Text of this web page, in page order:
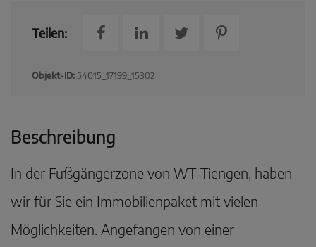
Teilen:
Objekt-ID: 54015_17199_15302
Beschreibung
In der Fußgängerzone von WT-Tiengen, haben
wir für Sie ein Immobilienpaket mit vielen
Möglichkeiten. Angefangen von einer